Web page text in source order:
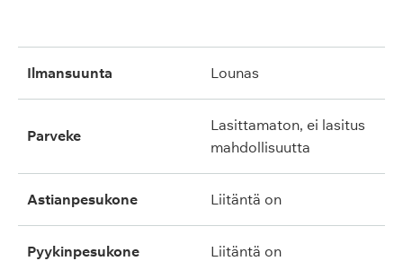
ilmansuunta lounas
parveke
lasittamaton, ei lasitus
mahdollisuutta
astianpesukone liitäntä on
pyykinpesukone liitäntä on